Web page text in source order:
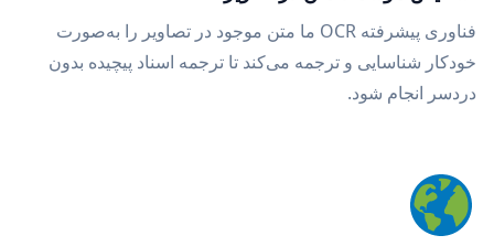
فناوری پیشرفته OCR ما متن موجود در تصاویر را به‌صورت
خودکار شناسایی و ترجمه می‌کند تا ترجمه اسناد پیچیده بدون
دردسر انجام شود.